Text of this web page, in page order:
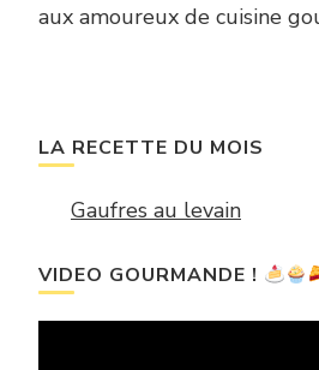
aux amoureux de cuisine
LA RECETTE DU MOIS
Gaufres au levain
VIDEO GOURMANDE !